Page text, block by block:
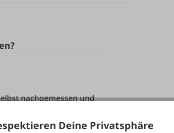
nachgemessen und
der Unterkante der
Deine Privatsphäre